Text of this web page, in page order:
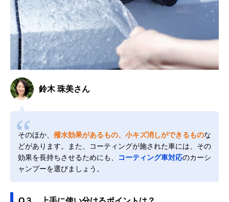
鈴木 珠美さん
そのほか、 撥水効果があるもの、小キズ消しができるものな
どがあります。また、コーティングが施された車には、その
効果を長持ちさせるためにも、
コーティング車対応のカーシ
ャンプーを選びましょう。